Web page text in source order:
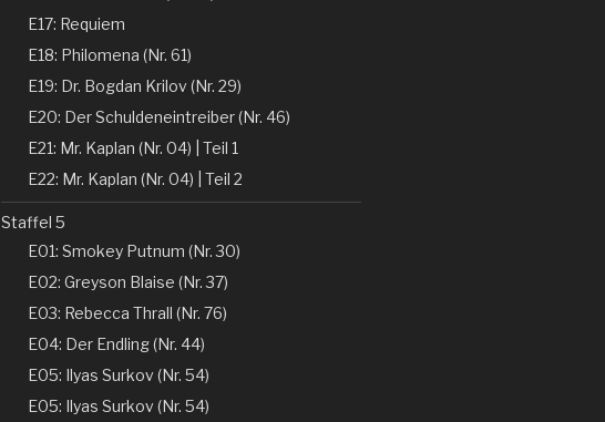
E17: Requiem
E18: Philomena (Nr. 61)
E19: Dr. Bogdan Krilov (Nr. 29)
E20: Der Schuldeneintreiber (Nr. 46)
E21: Mr. Kaplan (Nr. 04) | Teil 1
E22: Mr. Kaplan (Nr. 04) | Teil 2
Staffel 5
E01: Smokey Putnum (Nr. 30)
E02: Greyson Blaise (Nr. 37)
E03: Rebecca Thrall (Nr. 76)
E04: Der Endling (Nr. 44)
E05: Ilyas Surkov (Nr. 54)
E05: Ilyas Surkov (Nr. 54)